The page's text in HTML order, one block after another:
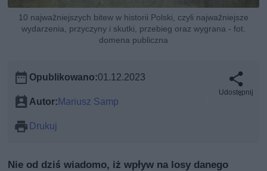
10 najważniejszych bitew w historii Polski, czyli najważniejsze
wydarzenia, przyczyny i skutki, przebieg oraz wygrana - fot.
domena publiczna
Opublikowano:01.12.2023
Autor:Mariusz Samp
Drukuj
Udostępnij
Nie od dziś wiadomo, iż wpływ na losy danego